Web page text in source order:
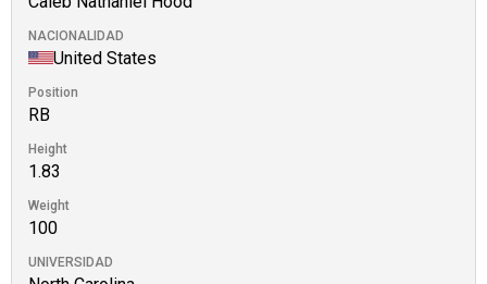
NACIONALIDAD
United States
Position
RB
Height
1.83
Weight
100
UNIVERSIDAD